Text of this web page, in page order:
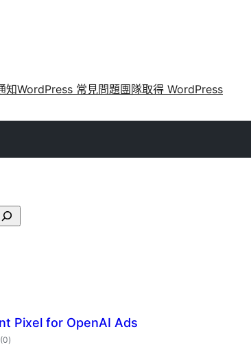
知WordPress 常見問題團隊取得 WordPress
Pixel for OpenAI Ads
(0總
評)